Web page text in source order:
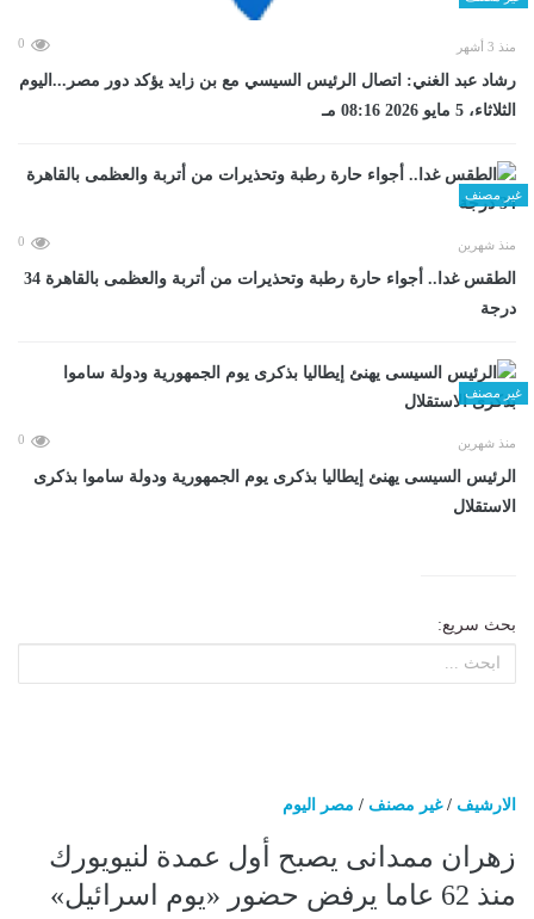
منذ 3 أشهر 0
رشاد عبد الغني: اتصال الرئيس السيسي مع بن زايد يؤكد دور مصر...اليوم
الثلاثاء، 5 مايو 2026 08:16 مـ
غير مصنف
منذ شهرين 0
الطقس غدا.. أجواء حارة رطبة وتحذيرات من أتربة والعظمى بالقاهرة 34
درجة
غير مصنف
منذ شهرين 0
الرئيس السيسى يهنئ إيطاليا بذكرى يوم الجمهورية ودولة ساموا بذكرى
الاستقلال
بحث سريع:
الارشيف /غير مصنف / مصر اليوم
زهران ممدانى يصبح أول عمدة لنيويورك
منذ 62 عاما يرفض حضور «يوم اسرائيل»